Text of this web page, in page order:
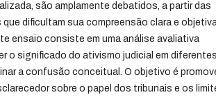
são amplamente debatidos, a partir das
dificultam sua compreensão clara e
ensaio consiste em uma análise avaliativa
o significado do ativismo judicial em diferentes
a confusão conceitual. O objetivo é
sobre o papel dos tribunais e os